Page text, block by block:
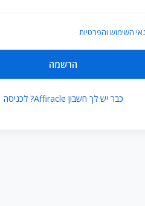
השימוש והפרטיות
הרשמה
כבר יש לך חשבון Affiracle? לכניסה